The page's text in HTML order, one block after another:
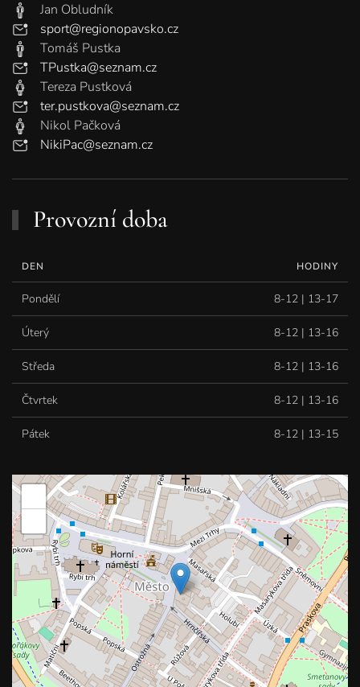
Jan Obludník
sport@regionopavsko.cz
Tomáš Pustka
TPustka@seznam.cz
Tereza Pustková
ter.pustkova@seznam.cz
Nikol Pačková
NikiPac@seznam.cz
Provozní doba
DEN HODINY
Pondělí 8-12 | 13-17
Úterý 8-12 | 13-16
Středa 8-12 | 13-16
Čtvrtek 8-12 | 13-16
Pátek 8-12 | 13-15